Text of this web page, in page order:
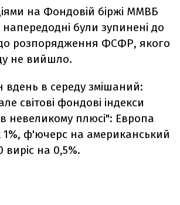
на Фондовій біржі ММВБ
були зупинені до
розпорядження ФСФР, якого
не вийшло.
вдень в середу змішаний:
світові фондові індекси
невеликому плюсі": Европа
ф'ючерс на американський
виріс на 0,5%.